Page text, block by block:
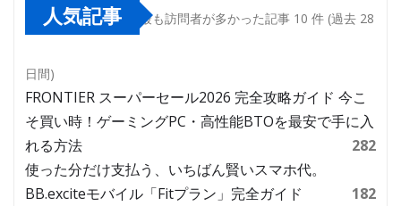
人気記事 最も訪問者が多かった記事 10 件 (過去 28
日間)
FRONTIER スーパーセール2026 完全攻略ガイド 今こ
そ買い時！ゲーミングPC・高性能BTOを最安で手に入
れる方法
282
使った分だけ支払う、いちばん賢いスマホ代。
BB.exciteモバイル「Fitプラン」完全ガイド
182